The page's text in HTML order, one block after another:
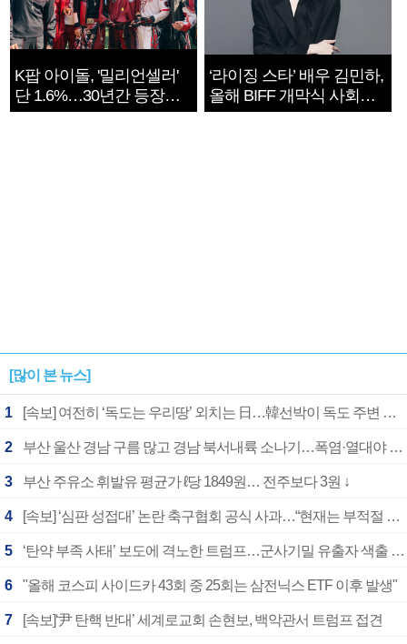
K팝 아이돌, '밀리언셀러'
단 1.6%…30년간 등장
1182개팀 전수조사
‘라이징 스타’ 배우 김민하,
올해 BIFF 개막식 사회자
확정
[많이 본 뉴스]
1 [속보] 여전히 ‘독도는 우리땅’ 외치는 日…韓선박이 독도 주변 해양조사 활동하자 반발
2 부산 울산 경남 구름 많고 경남 북서내륙 소나기…폭염·열대야 계속
3 부산 주유소 휘발유 평균가 ℓ당 1849원… 전주보다 3원 ↓
4 [속보] ‘심판 성접대’ 논란 축구협회 공식 사과…“현재는 부적절 행위 없어”
5 ‘탄약 부족 사태’ 보도에 격노한 트럼프…군사기밀 유출자 색출 지시
6 "올해 코스피 사이드카 43회 중 25회는 삼전닉스 ETF 이후 발생"
7 [속보]‘尹 탄핵 반대’ 세계로교회 손현보, 백악관서 트럼프 접견